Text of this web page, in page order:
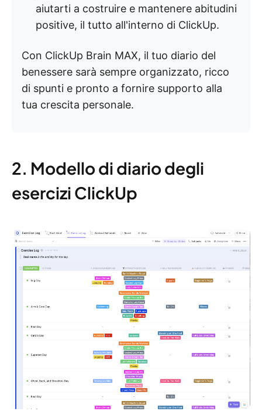
aiutarti a costruire e mantenere abitudini
positive, il tutto all'interno di ClickUp.
Con ClickUp Brain MAX, il tuo diario del
benessere sarà sempre organizzato, ricco
di spunti e pronto a fornire supporto alla
tua crescita personale.
2. Modello di diario degli
esercizi ClickUp